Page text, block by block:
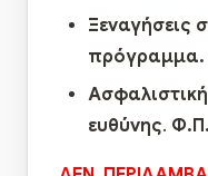
Ξεναγήσεις
πρόγραμμα.
ευθύνης.